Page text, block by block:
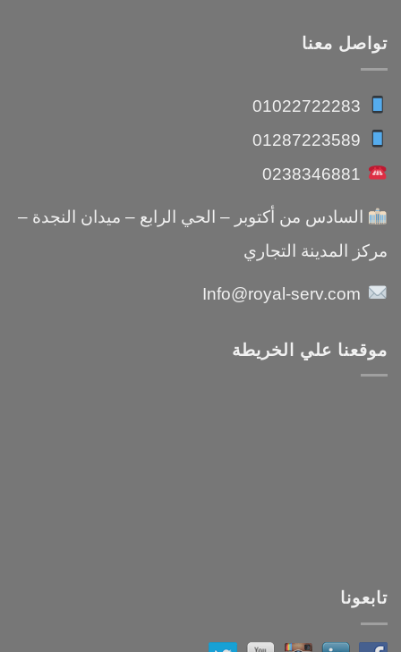
تواصل معنا
01022722283
01287223589
0238346881
السادس من أكتوبر – الحي الرابع – ميدان النجدة –
مركز المدينة التجاري
Info@royal-serv.com
موقعنا علي الخريطة
تابعونا